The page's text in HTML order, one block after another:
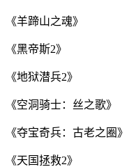
《羊蹄山之魂》
《黑帝斯2》
《地狱潜兵2》
《空洞骑士：丝之歌》
《夺宝奇兵：古老之圈》
《天国拯救2》